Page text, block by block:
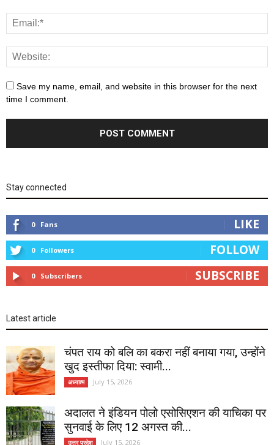
Save my name, email, and website in this browser for the next
time I comment.
Stay connected
0 Fans LIKE
0 Followers FOLLOW
0 Subscribers SUBSCRIBE
Latest article
चंपत राय को बलि का बकरा नहीं बनाया गया, उन्होंने
खुद इस्तीफा दिया: स्वामी...
अध्यात्म July 15, 2026
अदालत ने इंडियन पोलो एसोसिएशन की याचिका पर
सुनवाई के लिए 12 अगस्त की...
उत्तर प्रदेश July 15, 2026